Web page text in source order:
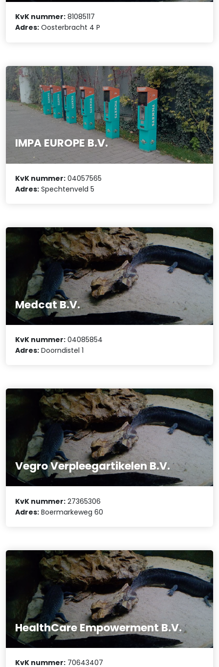
KvK nummer: 81085117
Adres: Oosterbracht 4 P
IMPA EUROPE B.V.
KvK nummer: 04057565
Adres: Spechtenveld 5
Medcat B.V.
KvK nummer: 04085854
Adres: Doorndistel 1
Vegro Verpleegartikelen B.V.
KvK nummer: 27365306
Adres: Boermarkeweg 60
HealthCare Empowerment B.V.
KvK nummer: 70643407